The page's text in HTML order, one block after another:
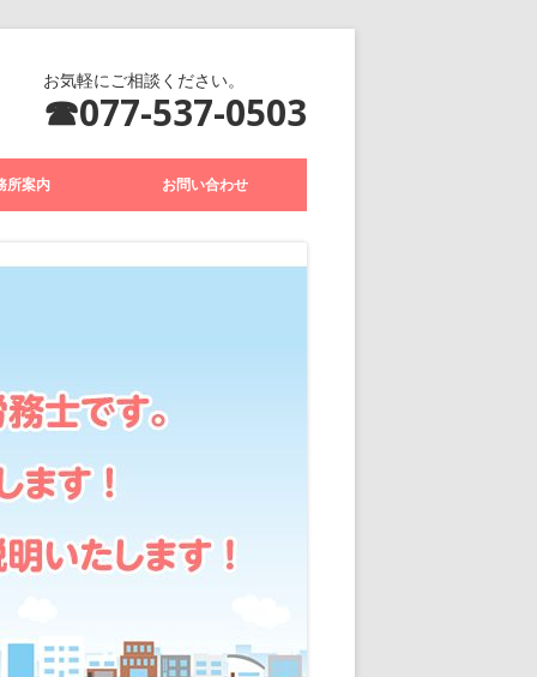
お気軽にご相談ください。
077-537-0503
所案内 お問い合わせ